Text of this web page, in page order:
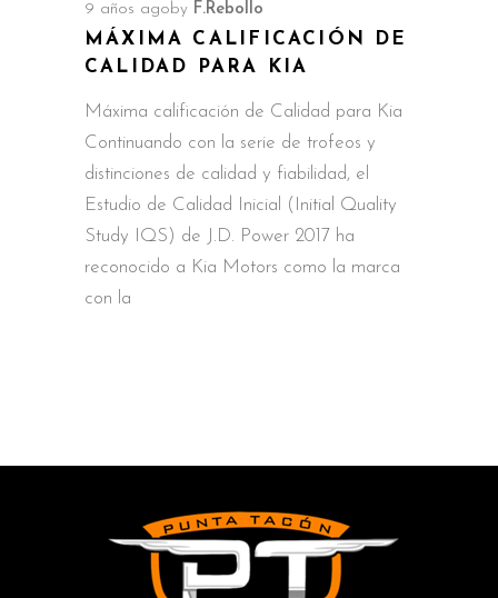
9 años agoby F.Rebollo
MÁXIMA CALIFICACIÓN DE
CALIDAD PARA KIA
Máxima calificación de Calidad para Kia
Continuando con la serie de trofeos y
distinciones de calidad y fiabilidad, el
Estudio de Calidad Inicial (Initial Quality
Study IQS) de J.D. Power 2017 ha
reconocido a Kia Motors como la marca
con la